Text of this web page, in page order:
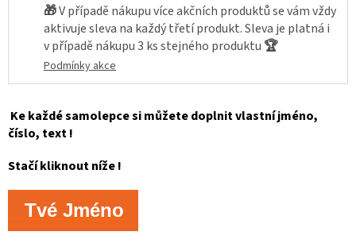
🎁V případě nákupu více akčních produktů se vám vždy
aktivuje sleva na každý třetí produkt. Sleva je platná i
v případě nákupu 3 ks stejného produktu 🏆
Podmínky akce
Ke každé samolepce si můžete doplnit vlastní jméno,
číslo, text !
Stačí kliknout níže !
Tvé Jméno